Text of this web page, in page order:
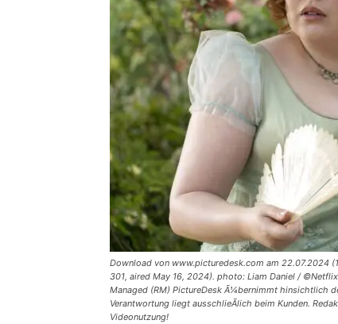
Download von www.picturedesk.com am 22.07.2024
301, aired May 16, 2024). photo: Liam Daniel /
Managed (RM) PictureDesk Ã¼bernimmt hinsichtlich
Verantwortung liegt ausschlieÃlich beim Kunden.
Videonutzung!